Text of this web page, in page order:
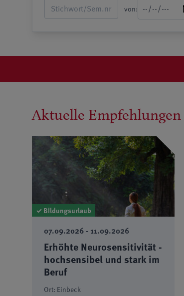
von:
Aktuelle Empfehlungen
✓ Bildungsurlaub
13.09.2026 - 19.09.2026
Das ländliche Portugal –
Einblicke in eine
ursprüngliche Region am
Rande Europas